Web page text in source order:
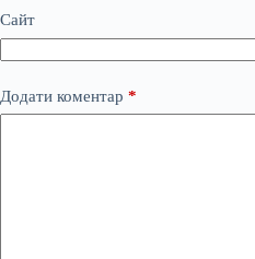
Сайт
Додати коментар *